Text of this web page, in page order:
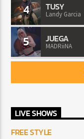
4 TUSY
Landy Garcia
5 JUEGA
MADRiiNA
LIVE SHOWS
FREE STYLE